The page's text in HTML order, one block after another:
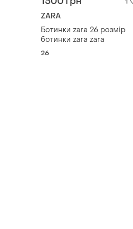
1
ZARA
Ботинки zara 26 розмір
ботинки zara zara
26